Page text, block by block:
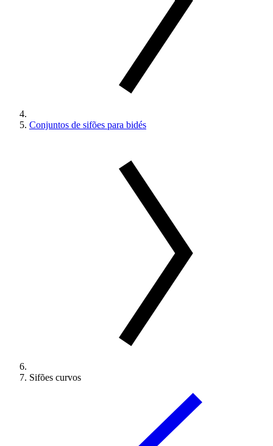
Conjuntos de sifões para bidés
Sifões curvos